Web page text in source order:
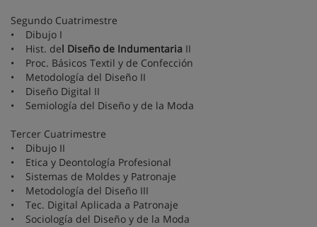
Segundo Cuatrimestre
• Dibujo I
• Hist. del Diseño de Indumentaria II
• Proc. Básicos Textil y de Confección
• Metodología del Diseño II
• Diseño Digital II
• Semiología del Diseño y de la Moda
Tercer Cuatrimestre
• Dibujo II
• Etica y Deontología Profesional
• Sistemas de Moldes y Patronaje
• Metodología del Diseño III
• Tec. Digital Aplicada a Patronaje
• Sociología del Diseño y de la Moda